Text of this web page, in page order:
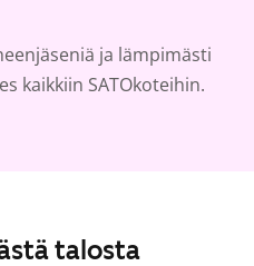
ja lämpimästi
kaikkiin SATOkoteihin.
talosta